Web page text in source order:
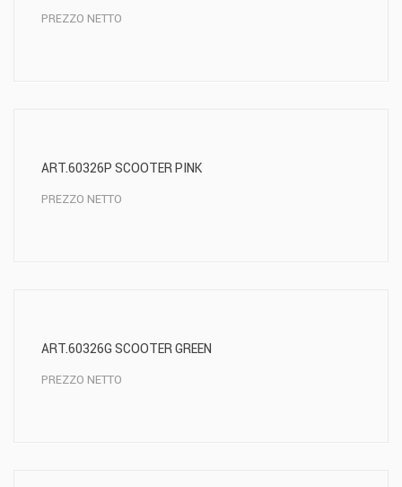
PREZZO NETTO
ART.60326P SCOOTER PINK
PREZZO NETTO
ART.60326G SCOOTER GREEN
PREZZO NETTO